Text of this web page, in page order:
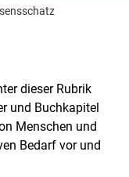
dieser Rubrik
und Buchkapitel
Menschen und
Bedarf vor und